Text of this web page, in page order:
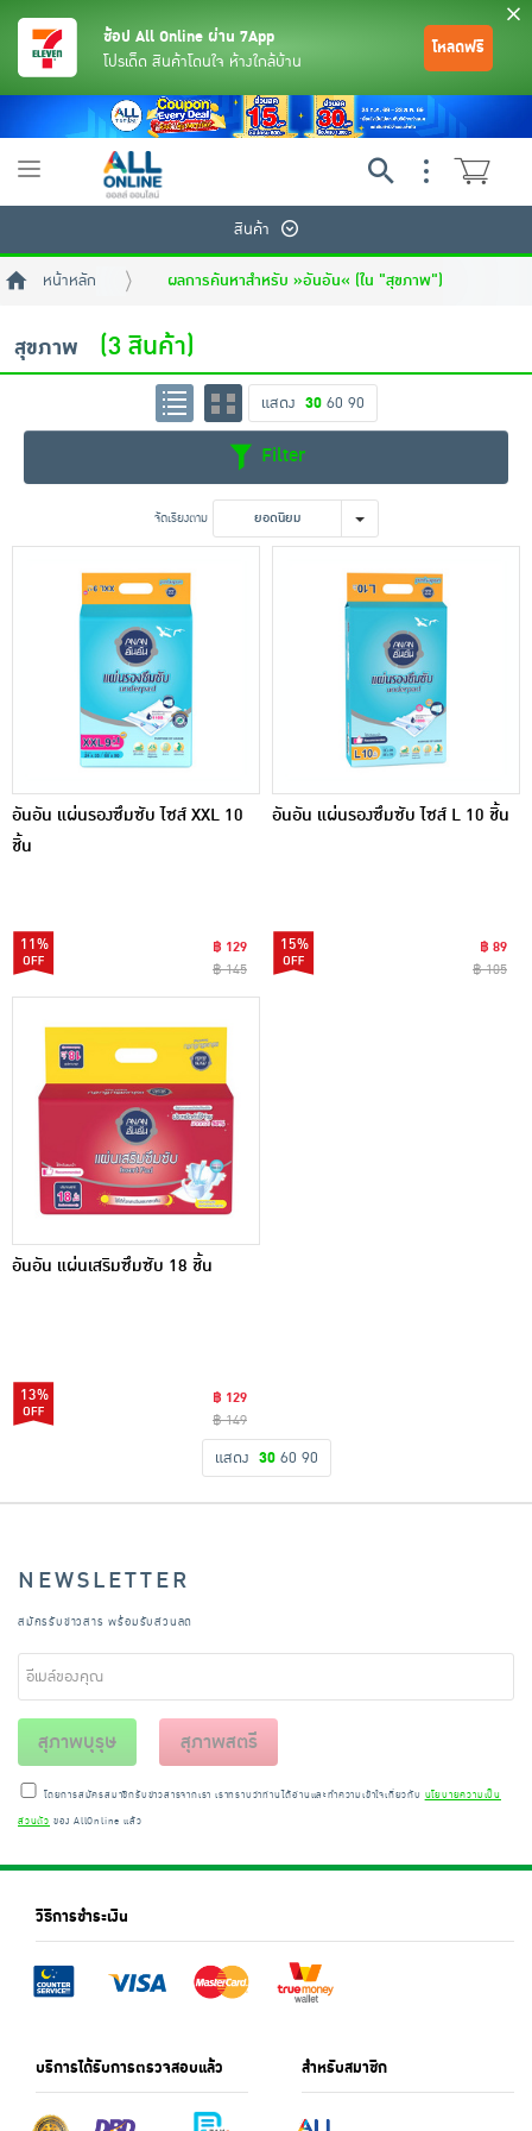
ขนมขบเคี้ยว และช็อคโกแลต
อาหารสด ผัก ผลไม้และเบเกอรี่
ช้อป All Online ผ่าน 7App
โปรเด็ด สินค้าโดนใจ ห้างใกล้บ้าน
โหลดฟรี
Toggle
สินค้า
หน้าหลัก ผลการค้นหาสำหรับ »อันอัน« (ใน "สุขภาพ")
สุขภาพ (3 สินค้า)
แสดง 30 60 90
Filter
จัดเรียงตาม ยอดนิยม
อันอัน แผ่นรองซึมซับ ไซส์ XXL 10
ชิ้น
11%
฿ 129
฿ 145
อันอัน แผ่นรองซึมซับ ไซส์ L 10 ชิ้น
15%
฿ 89
฿ 105
อันอัน แผ่นเสริมซึมซับ 18 ชิ้น
13%
฿ 129
฿ 149
แสดง 30 60 90
NEWSLETTER
สมัครรับข่าวสาร พร้อมรับส่วนลด
สุภาพบุรุษ สุภาพสตรี
โดยการสมัครสมาชิกรับข่าวสารจากเรา เราทราบว่าท่านได้อ่านและทำความเข้าใจเกี่ยวกับ นโยบายความเป็น
ส่วนตัว ของ AllOnline แล้ว
วิธีการชำระเงิน
บริการได้รับการตรวจสอบแล้ว สำหรับสมาชิก